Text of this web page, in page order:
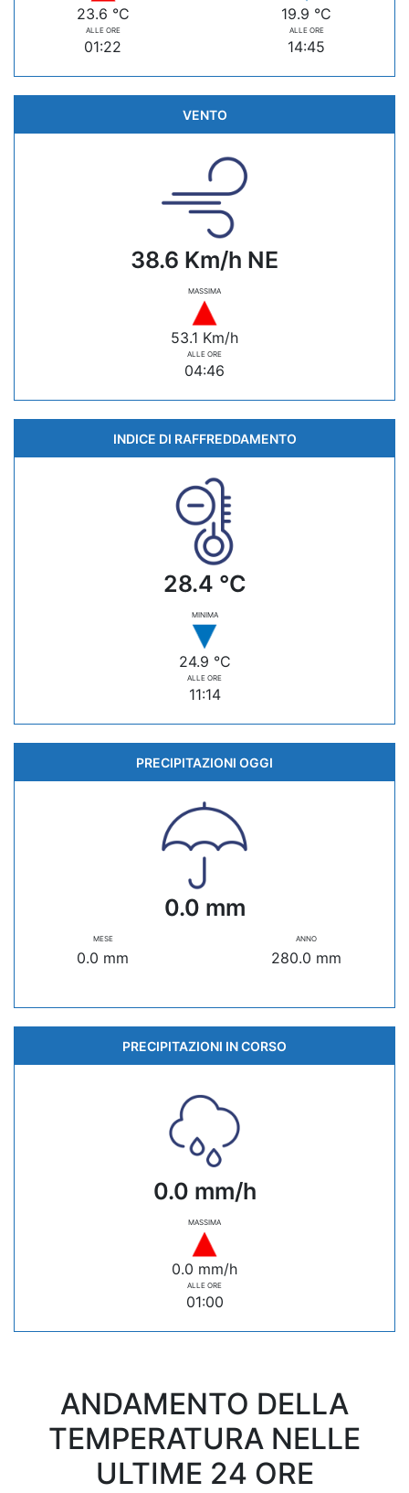
23.6 °C
ALLE ORE
01:22
19.9 °C
ALLE ORE
14:45
VENTO
38.6 Km/h NE
MASSIMA
53.1 Km/h
ALLE ORE
04:46
INDICE DI RAFFREDDAMENTO
28.4 °C
MINIMA
24.9 °C
ALLE ORE
11:14
PRECIPITAZIONI OGGI
0.0 mm
MESE
0.0 mm
ANNO
280.0 mm
PRECIPITAZIONI IN CORSO
0.0 mm/h
MASSIMA
0.0 mm/h
ALLE ORE
01:00
ANDAMENTO DELLA
TEMPERATURA NELLE
ULTIME 24 ORE